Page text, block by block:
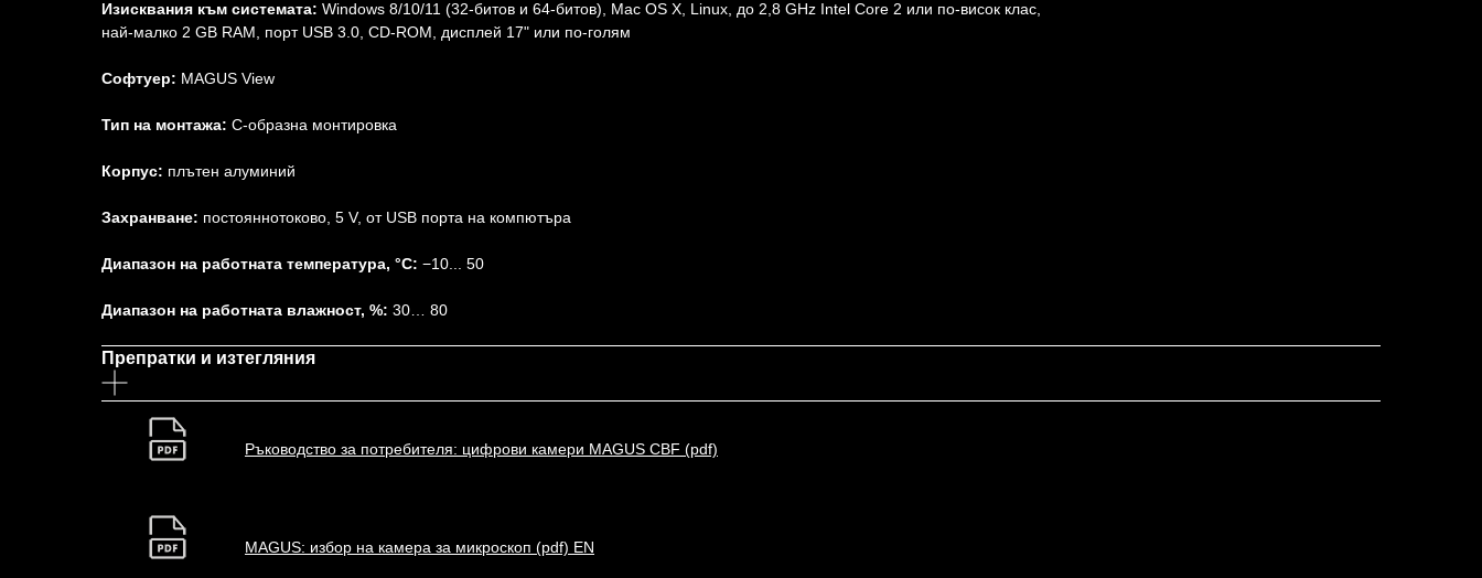
Изисквания към системата: Windows 8/10/11 (32-битов и 64-битов), Mac OS X, Linux, до 2,8 GHz Intel Core 2 или по-висок клас,
най-малко 2 GB RAM, порт USB 3.0, CD-ROM, дисплей 17" или по-голям
Софтуер: MAGUS View
Тип на монтажа: C-образна монтировка
Корпус: плътен алуминий
Захранване: постояннотоково, 5 V, от USB порта на компютъра
Диапазон на работната температура, °C: −10... 50
Диапазон на работната влажност, %: 30… 80
Препратки и изтегляния
Ръководство за потребителя: цифрови камери MAGUS CBF (pdf)
MAGUS: избор на камера за микроскоп (pdf) EN